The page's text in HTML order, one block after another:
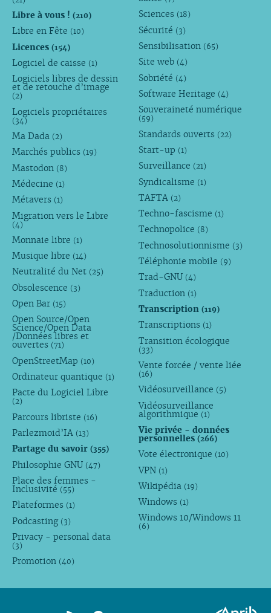
Libre à vous ! (210)
Libre en Fête (10)
Licences (154)
Logiciel de caisse (1)
Logiciels libres de dessin
et de retouche d’image
(2)
Logiciels propriétaires
(34)
Ma Dada (2)
Marchés publics (19)
Mastodon (8)
Médecine (1)
Métavers (1)
Migration vers le Libre
(4)
Monnaie libre (1)
Musique libre (14)
Neutralité du Net (25)
Obsolescence (3)
Open Bar (15)
Open Source/Open
Science/Open Data
/Données libres et
ouvertes (71)
OpenStreetMap (10)
Ordinateur quantique (1)
Pacte du Logiciel Libre
(2)
Parcours libriste (16)
Parlezmoid’IA (13)
Partage du savoir (355)
Philosophie GNU (47)
Place des femmes -
Inclusivité (55)
Plateformes (1)
Podcasting (3)
Privacy - personal data
(3)
Promotion (40)
Sciences (18)
Sécurité (3)
Sensibilisation (65)
Site web (4)
Sobriété (4)
Software Heritage (4)
Souveraineté numérique
(59)
Standards ouverts (22)
Start-up (1)
Surveillance (21)
Syndicalisme (1)
TAFTA (2)
Techno-fascisme (1)
Technopolice (8)
Technosolutionnisme (3)
Téléphonie mobile (9)
Trad-GNU (4)
Traduction (1)
Transcription(119)
Transcriptions (1)
Transition écologique
(33)
Vente forcée / vente liée
(16)
Vidéosurveillance (5)
Vidéosurveillance
algorithmique (1)
Vie privée - données
personnelles(266)
Vote électronique (10)
VPN (1)
Wikipédia (19)
Windows (1)
Windows 10/Windows 11
(6)